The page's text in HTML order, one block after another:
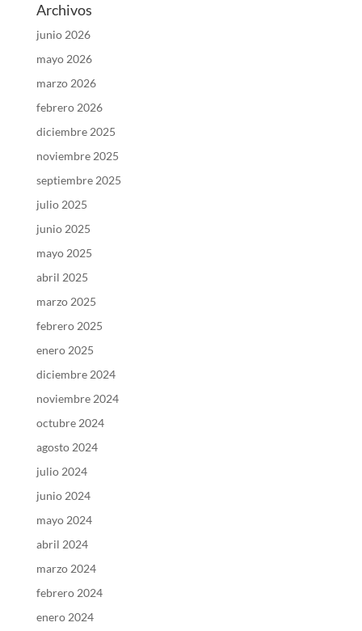
Archivos
junio 2026
mayo 2026
marzo 2026
febrero 2026
diciembre 2025
noviembre 2025
septiembre 2025
julio 2025
junio 2025
mayo 2025
abril 2025
marzo 2025
febrero 2025
enero 2025
diciembre 2024
noviembre 2024
octubre 2024
agosto 2024
julio 2024
junio 2024
mayo 2024
abril 2024
marzo 2024
febrero 2024
enero 2024